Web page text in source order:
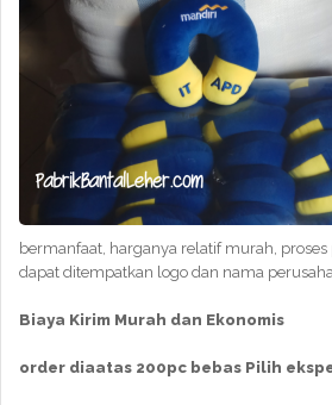
bermanfaat, harganya relatif murah,
dapat ditempatkan logo dan nama
Biaya Kirim Murah dan Ekonomis
order diaatas 200pc bebas Pilih